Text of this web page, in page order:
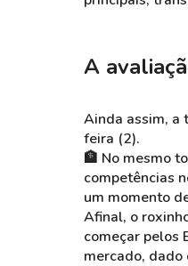
A
Ainda assim, a
feira (2).
🏦 No mesmo
competências
um momento
Afinal, o
começar pelos
mercado,